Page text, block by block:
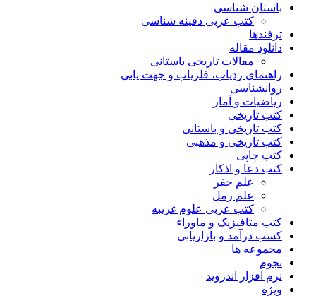
باستان شناسی
کتب عربی دفینه شناسی
ترفندها
دانلود مقاله
مقالات تاریخی باستانی
راهنمای ردیاب، فلزیاب و جهت یابی
روانشناسی
ریاضیات و آمار
کتب تاریخی
کتب تاریخی و باستانی
کتب تاریخی و مذهبی
کتب چاپی
کتب دعا و اذکار
علم جفر
علم رمل
کتب عربی علوم غریبه
کتب متافیزیک و ماوراء
کسب درآمد و بازاریابی
مجموعه ها
نجوم
نرم افزار اندروید
ویژه